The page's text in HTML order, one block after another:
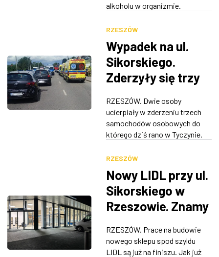
alkoholu w organizmie.
RZESZÓW
Wypadek na ul.
Sikorskiego.
Zderzyły się trzy
RZESZÓW. Dwie osoby
ucierpiały w zderzeniu trzech
samochodów osobowych do
którego dziś rano w Tyczynie.
RZESZÓW
Nowy LIDL przy ul.
Sikorskiego w
Rzeszowie. Znamy
RZESZÓW. Prace na budowie
nowego sklepu spod szyldu
LIDL są już na finiszu. Jak już